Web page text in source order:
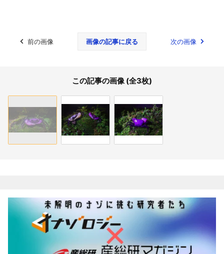
前の画像 画像の記事に戻る 次の画像
この記事の画像 (全3枚)